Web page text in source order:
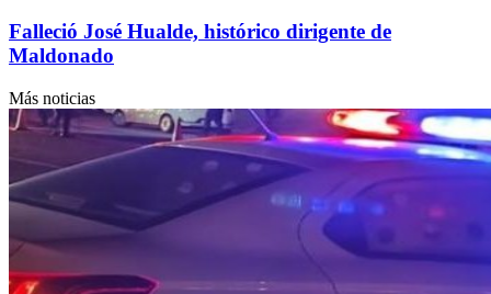
Falleció José Hualde, histórico dirigente de
Maldonado
Más noticias